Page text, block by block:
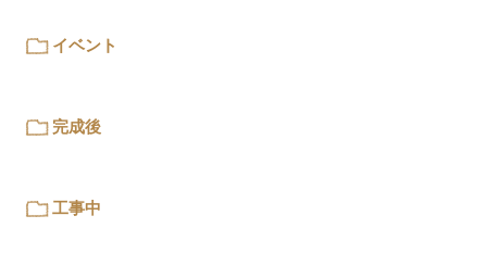
イベント
完成後
工事中